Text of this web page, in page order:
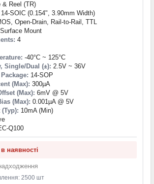
& Reel (TR)
14-SOIC (0.154", 3.90mm Width)
Open-Drain, Rail-to-Rail, TTL
Surface Mount
4
-40°C ~ 125°C
Single/Dual (±): 2.5V ~ 36V
14-SOP
(Max): 300µA
(Max): 6mV @ 5V
(Max): 0.001µA @ 5V
10mA (Min)
Q100
наявності
2500 шт